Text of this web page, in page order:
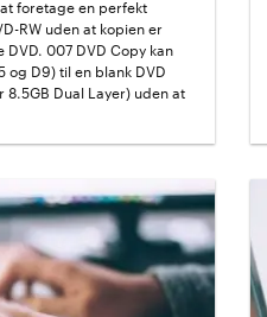
foretage en perfekt
RW uden at kopien er
007 DVD Copy kan
og D9) til en blank DVD
8.5GB Dual Layer) uden at